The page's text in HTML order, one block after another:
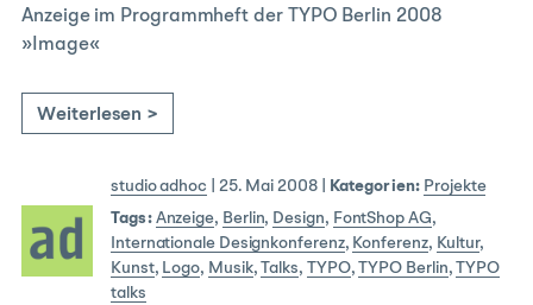
Anzeige im Programmheft der TYPO Berlin 2008
»Image«
Weiterlesen >
studio adhoc 25. Mai 2008| Kategorien: Projekte
Tags: Anzeige, Berlin, Design, FontShop AG,
Internationale Designkonferenz, Konferenz, Kultur,
Kunst, Logo, Musik,Talks, TYPO,TYPO Berlin,TYPO
talks